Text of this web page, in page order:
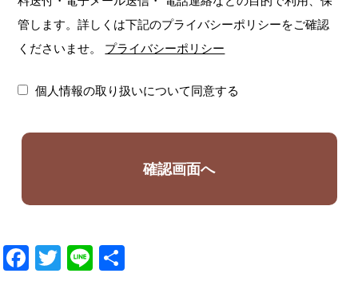
管します。詳しくは下記のプライバシーポリシーをご確認
くださいませ。
プライバシーポリシー
個人情報の取り扱いについて同意する
Facebook
Twitter
Line